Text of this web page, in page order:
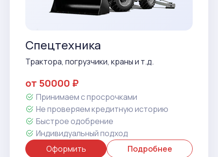
Спецтехника
Трактора, погрузчики, краны и т.д.
от 50000 ₽
Принимаем с просрочками
Не проверяем кредитную историю
Быстрое одобрение
Индивидуальный подход
Оформить
Подробнее